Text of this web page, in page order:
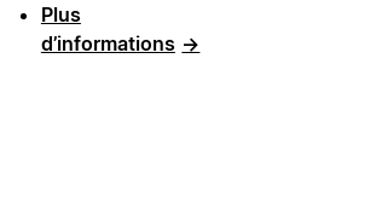
Plus
d’informations →